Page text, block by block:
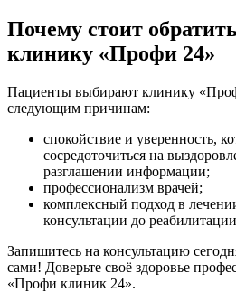
Почему стоит
клинику «Профи 24»
Пациенты выбирают клинику
следующим причинам:
спокойствие и уверенность,
сосредоточиться на
разглашении информации;
профессионализм врачей;
комплексный подход в
консультации до
Запишитесь на консультацию
сами! Доверьте своё здоровье
«Профи клиник 24».